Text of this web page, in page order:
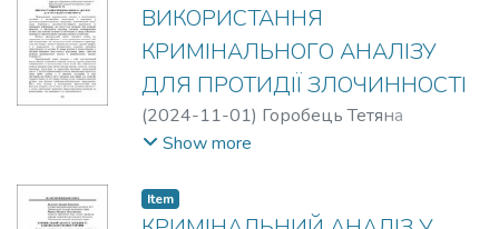
ВИКОРИСТАННЯ
КРИМІНАЛЬНОГО АНАЛІЗУ
ДЛЯ ПРОТИДІЇ ЗЛОЧИННОСТІ
(2024-11-01) Горобець Тетяна
Мирославівна
Show more
Item